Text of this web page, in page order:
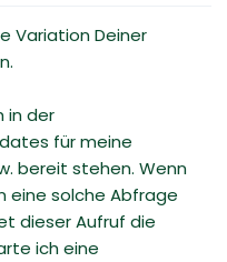
Variation Deiner
in der
für meine
bereit stehen. Wenn
eine solche Abfrage
dieser Aufruf die
ich eine